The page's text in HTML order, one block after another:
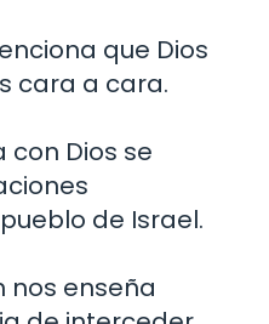
que Dios
cara a cara.
con Dios se
de Israel.
nos enseña